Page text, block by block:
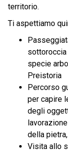
territorio.
Ti aspettiamo
sottoroccia
specie
Preistoria
Percorso
per capire
degli
della
Visita allo